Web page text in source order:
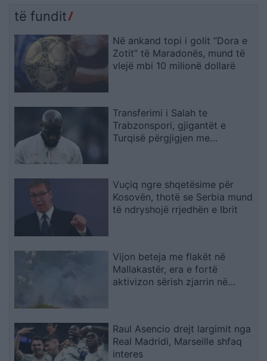
të fundit
Në ankand topi i golit “Dora e
Zotit” të Maradonës, mund të
vlejë mbi 10 milionë dollarë
Transferimi i Salah te
Trabzonspori, gjigantët e
Turqisë përgjigjen me
Vuçiq ngre shqetësime për
Kosovën, thotë se Serbia mund
të ndryshojë rrjedhën e Ibrit
Vijon beteja me flakët në
Mallakastër, era e fortë
aktivizon sërish zjarrin në
Raul Asencio drejt largimit nga
Real Madridi, Marseille shfaq
interes